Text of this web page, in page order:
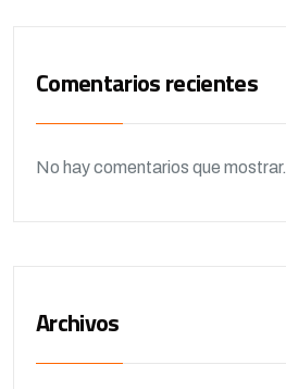
Comentarios recientes
No hay comentarios que mostrar.
Archivos